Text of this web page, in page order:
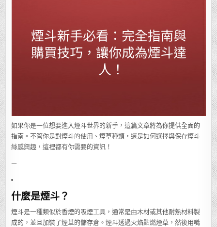
南
與
購
買
技
巧，
如果你是一位想要進入煙斗世界的新手，這篇文章將為你提供全面的
指南。不管你是對煙斗的使用、煙草種類，還是如何選擇與保存煙斗
絲感興趣，這裡都有你需要的資訊！
—
什麼是煙斗？
煙斗是一種類似於香煙的吸煙工具，通常是由木材或其他耐熱材料製
成的，並且加裝了煙草的儲存倉。煙斗透過火焰點燃煙草，然後用嘴